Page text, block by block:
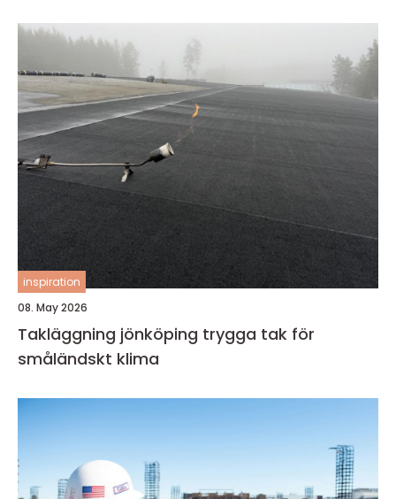
inspiration
08. May 2026
Takläggning jönköping trygga tak för
småländskt klima